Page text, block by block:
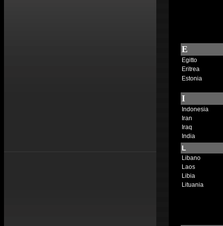
E
Egitto
Eritrea
Estonia
I
Indonesia
Iran
Iraq
India
L
Libano
Laos
Libia
Lituania